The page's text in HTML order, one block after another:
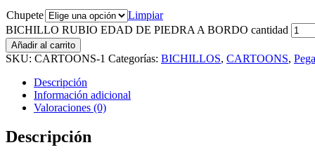
Chupete
Limpiar
BICHILLO RUBIO EDAD DE PIEDRA A BORDO cantidad
Añadir al carrito
SKU: CARTOONS-1 Categorías: BICHILLOS, CARTOONS,
Descripción
Información adicional
Valoraciones (0)
Descripción